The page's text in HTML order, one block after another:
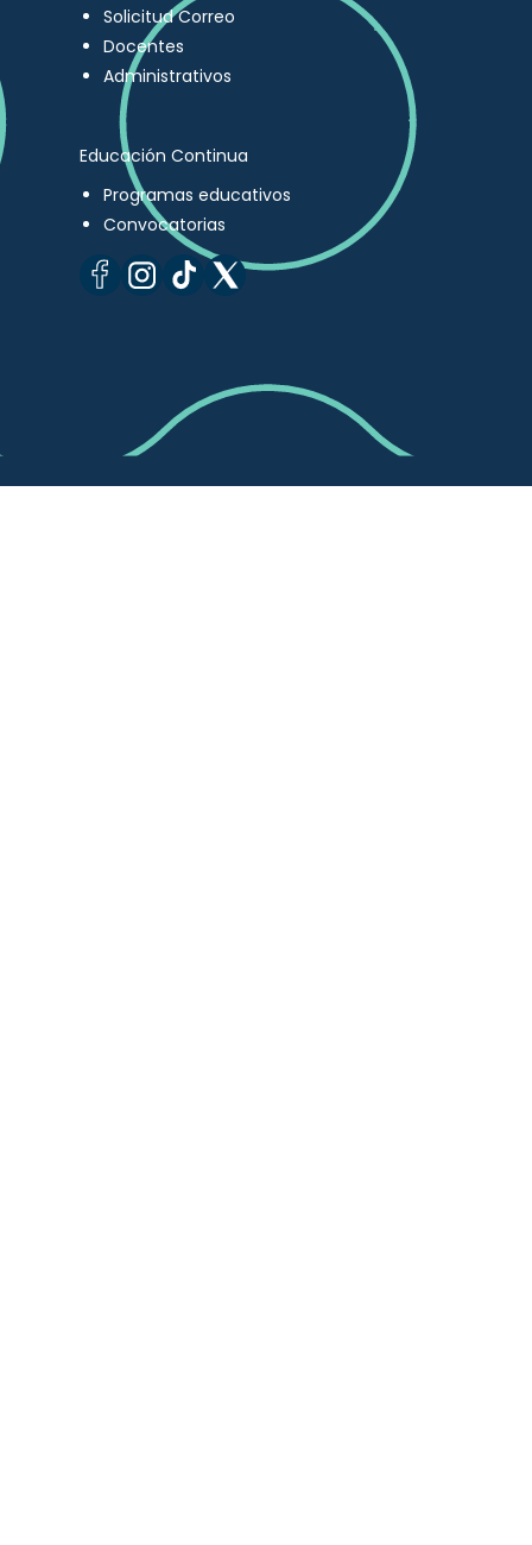
Solicitud Correo
Docentes
Administrativos
Educación Continua
Programas educativos
Convocatorias